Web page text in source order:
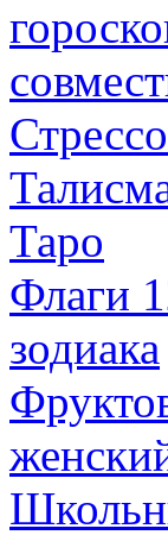
Таро
Флаги
зодиака